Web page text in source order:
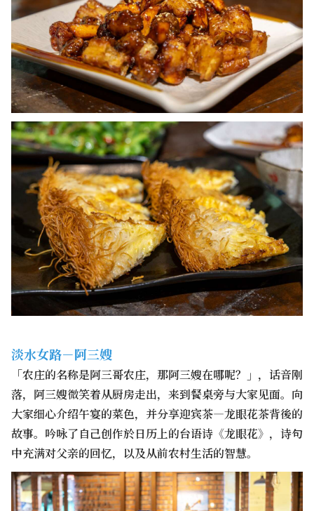
淡水女路－阿三嫂
「农庄的名称是阿三哥农庄，那阿三嫂在哪呢？」，话音刚
落，阿三嫂微笑着从厨房走出，来到餐桌旁与大家见面。向
大家细心介绍午宴的菜色，并分享迎宾茶—龙眼花茶背後的
故事。吟咏了自己创作於日历上的台语诗《龙眼花》，诗句
中充满对父亲的回忆，以及从前农村生活的智慧。